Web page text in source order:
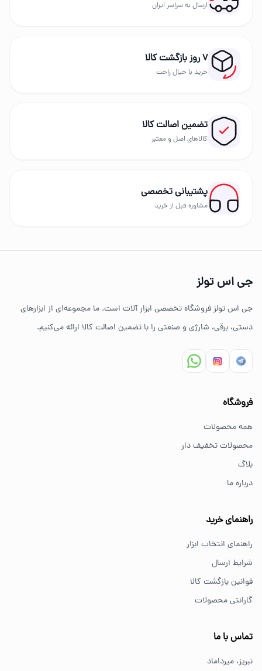
ارسال به سراسر ایران
۷ روز بازگشت کالا
خرید با خیال راحت
تضمین اصالت کالا
کالاهای اصل و معتبر
پشتیبانی تخصصی
مشاوره قبل از خرید
جی اس تولز
جی اس تولز فروشگاه تخصصی ابزار آلات است. ما مجموعه‌ای از ابزارهای
دستی، برقی، شارژی و صنعتی را با تضمین اصالت کالا ارائه می‌کنیم.
فروشگاه
همه محصولات
محصولات تخفیف دار
بلاگ
درباره ما
راهنمای خرید
راهنمای انتخاب ابزار
شرایط ارسال
قوانین بازگشت کالا
گارانتی محصولات
تماس با ما
تبریز، میرداماد